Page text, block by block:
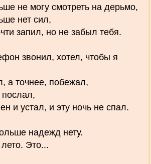
не могу смотреть на дерьмо,
нет сил,
запил, но не забыл тебя.
звонил, хотел, чтобы я
а точнее, побежал,
послал,
и устал, и эту ночь не спал.
надежд нету.
Это...